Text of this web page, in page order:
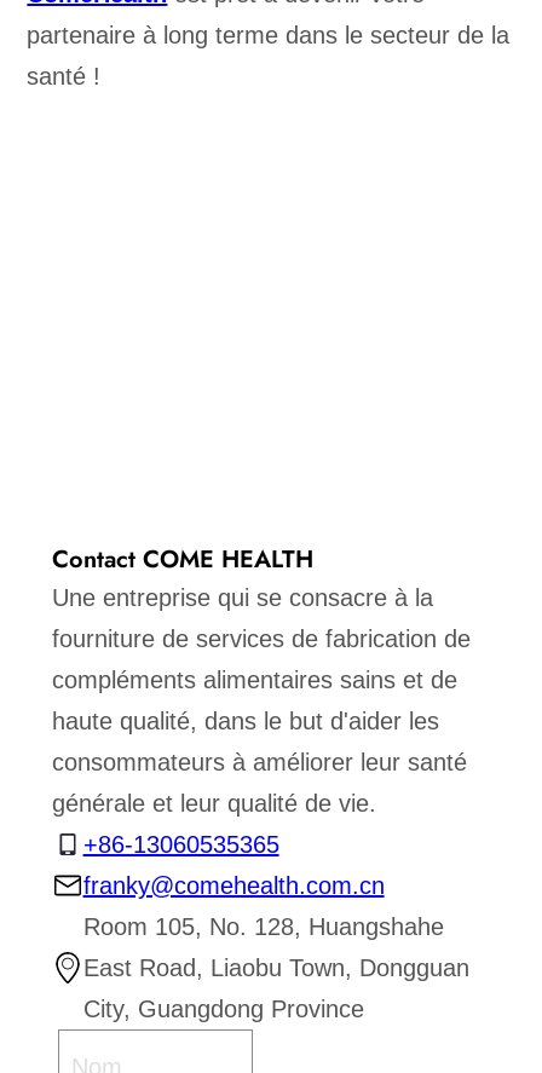
partenaire à long terme dans le secteur de la
santé !
Contact COME HEALTH
Une entreprise qui se consacre à la
fourniture de services de fabrication de
compléments alimentaires sains et de
haute qualité, dans le but d'aider les
consommateurs à améliorer leur santé
générale et leur qualité de vie.
+86-13060535365
franky@comehealth.com.cn
Room 105, No. 128, Huangshahe
East Road, Liaobu Town, Dongguan
City, Guangdong Province